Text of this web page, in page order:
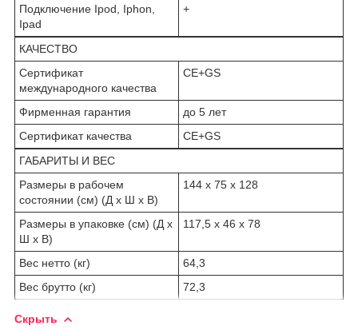
Подключение Ipod, Iphon,
Ipad
+
КАЧЕСТВО
Сертификат
международного качества
CE+GS
Фирменная гарантия
до 5 лет
Сертификат качества
CE+GS
ГАБАРИТЫ И ВЕС
Размеры в рабочем
состоянии (см) (Д х Ш х В)
144 х 75 х 128
Размеры в упаковке (см) (Д х
Ш х В)
117,5 х 46 х 78
Вес нетто (кг)
64,3
Вес брутто (кг)
72,3
Скрыть